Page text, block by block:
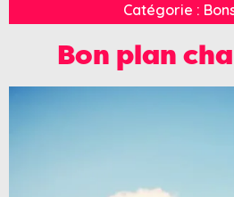
Catégorie :
Bon plan